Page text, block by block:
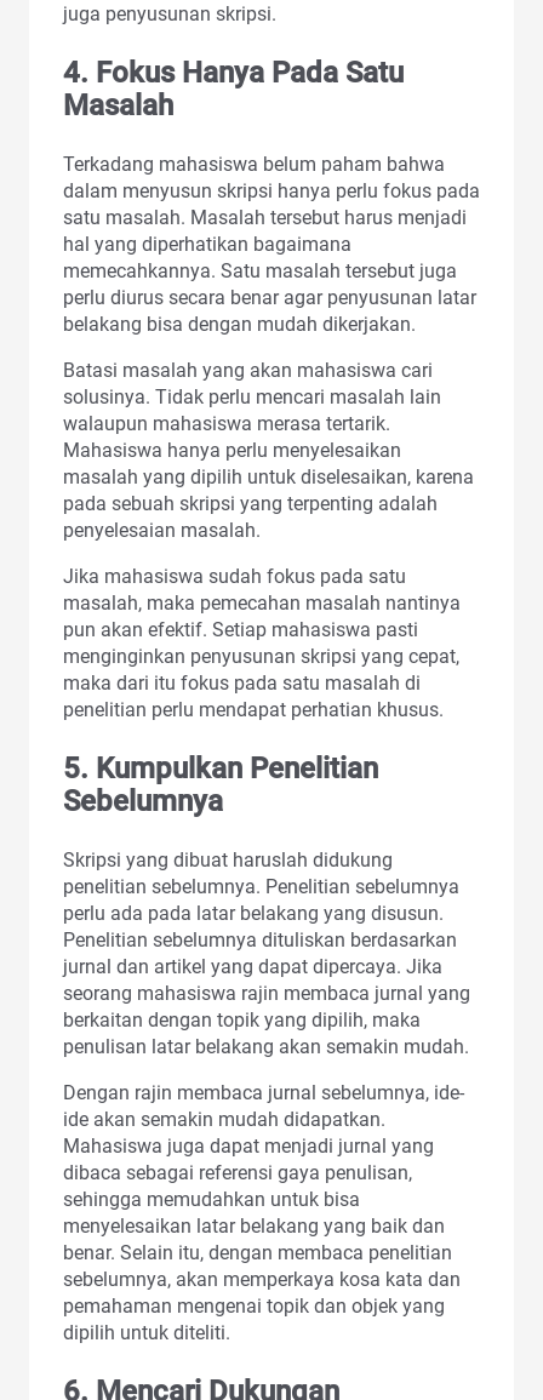
juga penyusunan skripsi.
4. Fokus Hanya Pada Satu
Masalah
Terkadang mahasiswa belum paham bahwa
dalam menyusun skripsi hanya perlu fokus pada
satu masalah. Masalah tersebut harus menjadi
hal yang diperhatikan bagaimana
memecahkannya. Satu masalah tersebut juga
perlu diurus secara benar agar penyusunan latar
belakang bisa dengan mudah dikerjakan.
Batasi masalah yang akan mahasiswa cari
solusinya. Tidak perlu mencari masalah lain
walaupun mahasiswa merasa tertarik.
Mahasiswa hanya perlu menyelesaikan
masalah yang dipilih untuk diselesaikan, karena
pada sebuah skripsi yang terpenting adalah
penyelesaian masalah.
Jika mahasiswa sudah fokus pada satu
masalah, maka pemecahan masalah nantinya
pun akan efektif. Setiap mahasiswa pasti
menginginkan penyusunan skripsi yang cepat,
maka dari itu fokus pada satu masalah di
penelitian perlu mendapat perhatian khusus.
5. Kumpulkan Penelitian
Sebelumnya
Skripsi yang dibuat haruslah didukung
penelitian sebelumnya. Penelitian sebelumnya
perlu ada pada latar belakang yang disusun.
Penelitian sebelumnya dituliskan berdasarkan
jurnal dan artikel yang dapat dipercaya. Jika
seorang mahasiswa rajin membaca jurnal yang
berkaitan dengan topik yang dipilih, maka
penulisan latar belakang akan semakin mudah.
Dengan rajin membaca jurnal sebelumnya, ide-
ide akan semakin mudah didapatkan.
Mahasiswa juga dapat menjadi jurnal yang
dibaca sebagai referensi gaya penulisan,
sehingga memudahkan untuk bisa
menyelesaikan latar belakang yang baik dan
benar. Selain itu, dengan membaca penelitian
sebelumnya, akan memperkaya kosa kata dan
pemahaman mengenai topik dan objek yang
dipilih untuk diteliti.
6. Mencari Dukungan